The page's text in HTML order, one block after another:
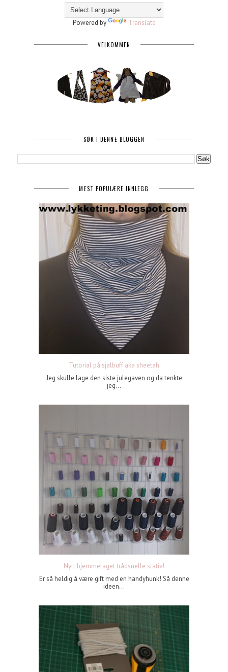
Powered by Translate
VELKOMMEN
SØK I DENNE BLOGGEN
MEST POPULÆRE INNLEGG
Tutorial på sjalbuff aka sheetah
Jeg skulle lage den siste julegaven og da tenkte
jeg...
Nytt hjemmelaget trådsnelle stativ!
Er så heldig å være gift med en handyhunk! Så denne
ideen...